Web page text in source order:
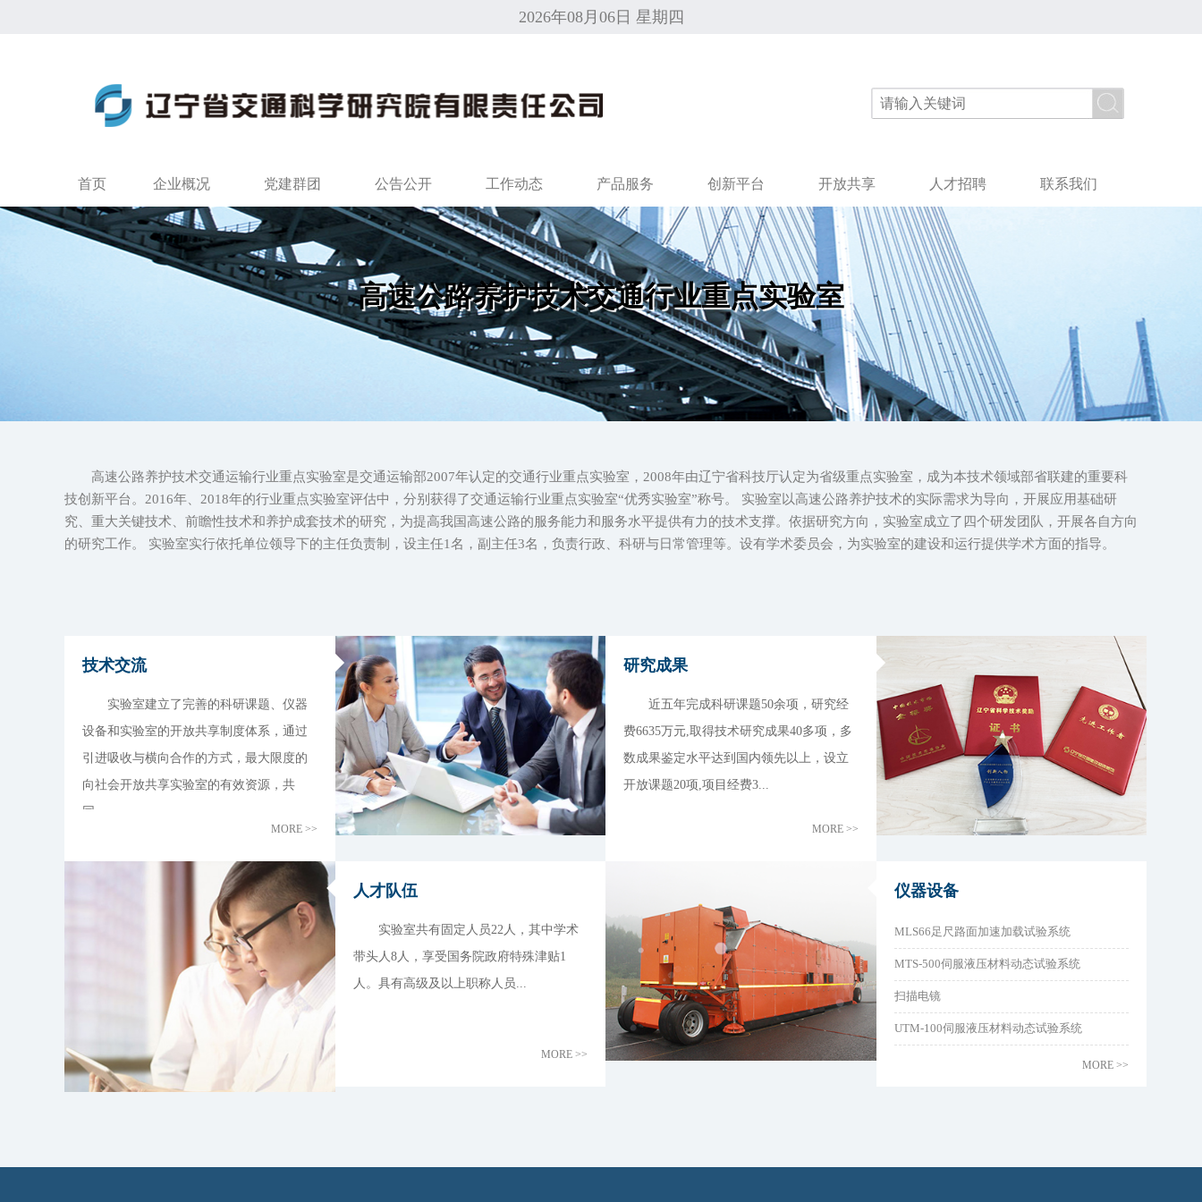
2026年08月06日 星期四
首页 企业概况 党建群团 公告公开 工作动态 产品服务 创新平台 开放共享 人才招聘 联系我们
高速公路养护技术交通行业重点实验室
高速公路养护技术交通运输行业重点实验室是交通运输部2007年认定的交通行业重点实验室，2008年由辽宁省科技厅认定为省级重点实验室，成为本技术领域部省联建的重要科
技创新平台。2016年、2018年的行业重点实验室评估中，分别获得了交通运输行业重点实验室“优秀实验室”称号。 实验室以高速公路养护技术的实际需求为导向，开展应用基础研
究、重大关键技术、前瞻性技术和养护成套技术的研究，为提高我国高速公路的服务能力和服务水平提供有力的技术支撑。依据研究方向，实验室成立了四个研发团队，开展各自方向
的研究工作。 实验室实行依托单位领导下的主任负责制，设主任1名，副主任3名，负责行政、科研与日常管理等。设有学术委员会，为实验室的建设和运行提供学术方面的指导。
技术交流
实验室建立了完善的科研课题、仪器
设备和实验室的开放共享制度体系，通过
引进吸收与横向合作的方式，最大限度的
向社会开放共享实验室的有效资源，共
同...
MORE >>
研究成果
近五年完成科研课题50余项，研究经
费6635万元,取得技术研究成果40多项，多
数成果鉴定水平达到国内领先以上，设立
开放课题20项,项目经费3...
MORE >>
人才队伍
实验室共有固定人员22人，其中学术
带头人8人，享受国务院政府特殊津贴1
人。具有高级及以上职称人员...
MORE >>
仪器设备
MLS66足尺路面加速加载试验系统
MTS-500伺服液压材料动态试验系统
扫描电镜
UTM-100伺服液压材料动态试验系统
MORE >>